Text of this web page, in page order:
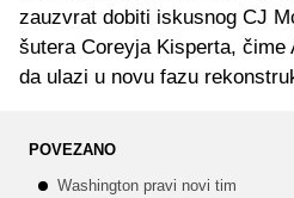
zauzvrat dobiti iskusnog CJ
šutera Coreyja Kispertа, čime
da ulazi u novu fazu
POVEZANO
Washington pravi novi tim